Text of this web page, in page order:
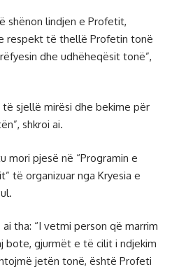
shënon lindjen e Profetit,
respekt të thellë Profetin tonë
dhe udhëheqësit tonë”,
sjellë mirësi dhe bekime për
shkroi ai.
mori pjesë në “Programin e
të organizuar nga Kryesia e
tha: “I vetmi person që marrim
bote, gjurmët e të cilit i ndjekim
jetën tonë, është Profeti